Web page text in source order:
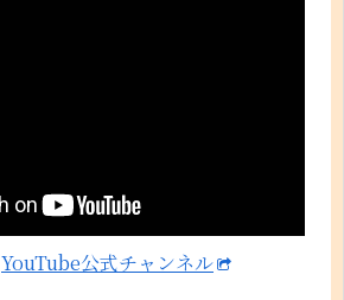
YouTube公式チャンネル